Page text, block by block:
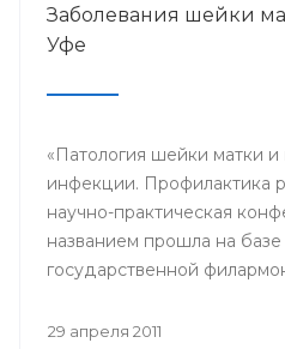
Заболевания шейки
Уфе
«Патология шейки матки и
инфекции. Профилактика
научно-практическая
названием прошла на
государственной
29 апреля 2011